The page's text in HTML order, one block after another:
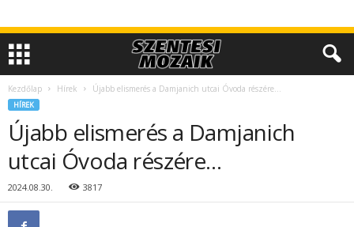
Kezdőlap Hírek Újabb elismerés a Damjanich utcai Óvoda részére…
HÍREK
Újabb elismerés a Damjanich
utcai Óvoda részére…
2024.08.30. 3817